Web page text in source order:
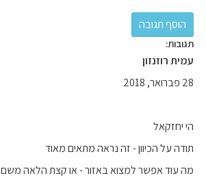
תגובות:
עמית רוזנזון
28 פברואר, 2018
הי יחזקאל
תודה על הכיוון - זה נראה מתאים מאוד
מה עוד אפשר למצוא באזור - או קצת הלאה משם